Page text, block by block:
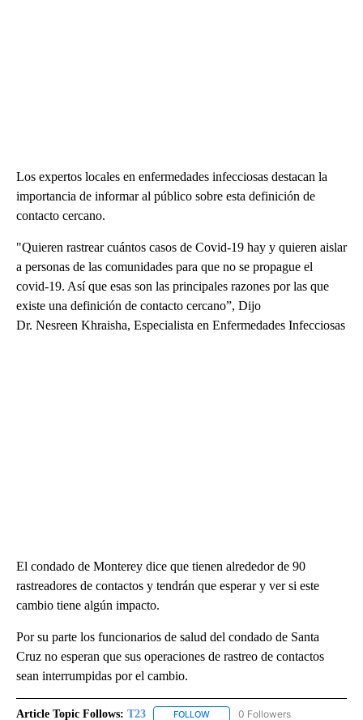
Los expertos locales en enfermedades infecciosas destacan la
importancia de informar al público sobre esta definición de
contacto cercano.
"Quieren rastrear cuántos casos de Covid-19 hay y quieren aislar
a personas de las comunidades para que no se propague el
covid-19. Así que esas son las principales razones por las que
existe una definición de contacto cercano”, Dijo
Dr. Nesreen Khraisha, Especialista en Enfermedades Infecciosas
El condado de Monterey dice que tienen alrededor de 90
rastreadores de contactos y tendrán que esperar y ver si este
cambio tiene algún impacto.
Por su parte los funcionarios de salud del condado de Santa
Cruz no esperan que sus operaciones de rastreo de contactos
sean interrumpidas por el cambio.
Article Topic Follows: T23 FOLLOW FOLLOW "T23" TO RECEIVE
0 Followers